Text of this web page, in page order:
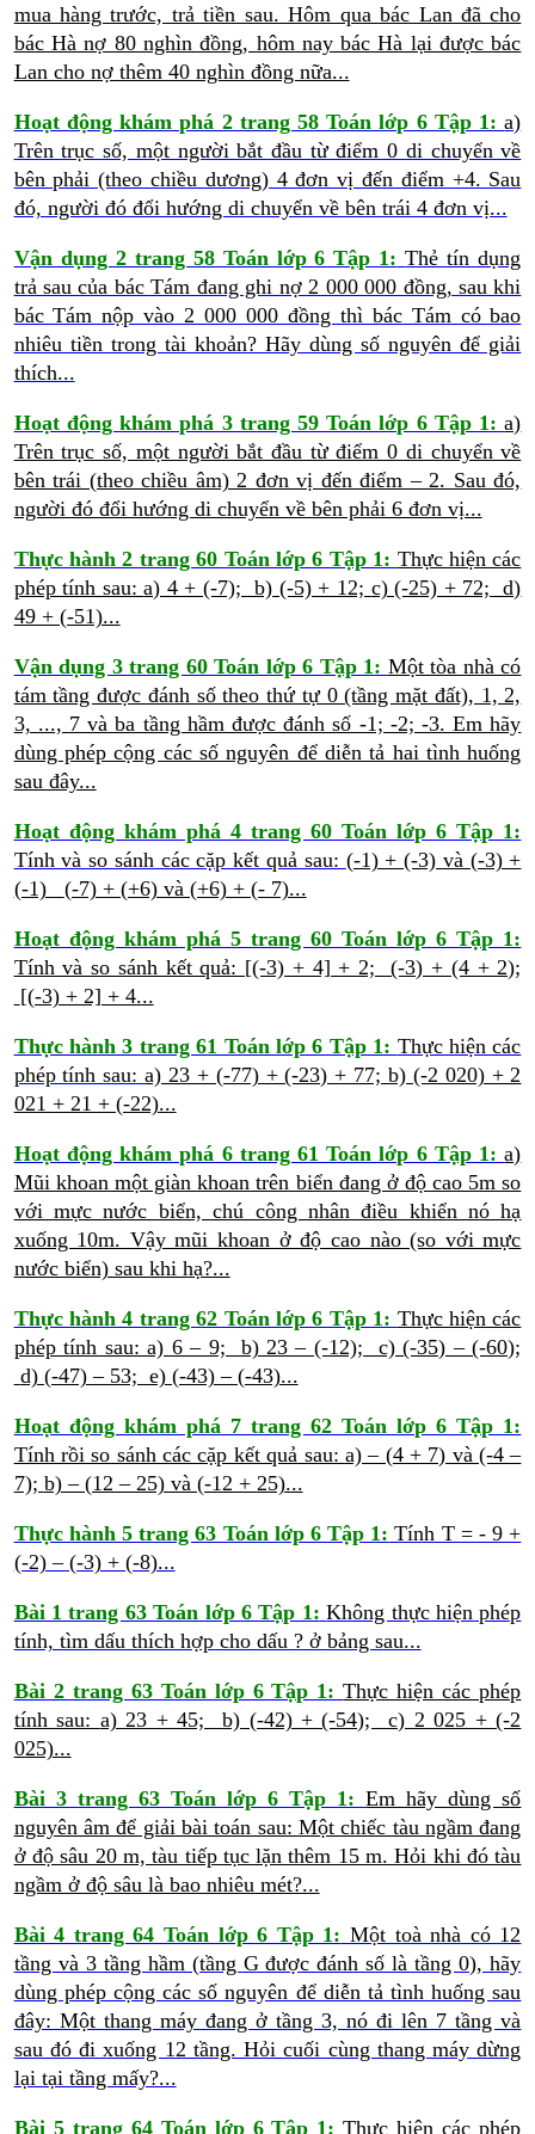
mua hàng trước, trả tiền sau. Hôm qua bác Lan đã cho
bác Hà nợ 80 nghìn đồng, hôm nay bác Hà lại được bác
Lan cho nợ thêm 40 nghìn đồng nữa...
Hoạt động khám phá 2 trang 58 Toán lớp 6 Tập 1:a)
Trên trục số, một người bắt đầu từ điểm 0 di chuyển về
bên phải (theo chiều dương) 4 đơn vị đến điểm +4. Sau
đó, người đó đổi hướng di chuyển về bên trái 4 đơn vị...
Vận dụng 2 trang 58 Toán lớp 6 Tập 1: Thẻ tín dụng
trả sau của bác Tám đang ghi nợ 2 000 000 đồng, sau khi
bác Tám nộp vào 2 000 000 đồng thì bác Tám có bao
nhiêu tiền trong tài khoản? Hãy dùng số nguyên để giải
thích...
Hoạt động khám phá 3 trang 59 Toán lớp 6 Tập 1:a)
Trên trục số, một người bắt đầu từ điểm 0 di chuyển về
bên trái (theo chiều âm) 2 đơn vị đến điểm – 2. Sau đó,
người đó đổi hướng di chuyển về bên phải 6 đơn vị...
Thực hành 2 trang 60 Toán lớp 6 Tập 1: Thực hiện các
phép tính sau:a) 4 + (-7); b) (-5) + 12; c) (-25) + 72; d)
49 + (-51)...
Vận dụng 3 trang 60 Toán lớp 6 Tập 1: Một tòa nhà có
tám tầng được đánh số theo thứ tự 0 (tầng mặt đất), 1, 2,
3, ..., 7 và ba tầng hầm được đánh số -1; -2; -3. Em hãy
dùng phép cộng các số nguyên để diễn tả hai tình huống
sau đây...
Hoạt động khám phá 4 trang 60 Toán lớp 6 Tập 1:
Tính và so sánh các cặp kết quả sau: (-1) + (-3) và (-3) +
(-1) (-7) + (+6) và (+6) + (- 7)...
Hoạt động khám phá 5 trang 60 Toán lớp 6 Tập 1:
Tính và so sánh kết quả: [(-3) + 4] + 2; (-3) + (4 + 2);
[(-3) + 2] + 4...
Thực hành 3 trang 61 Toán lớp 6 Tập 1: Thực hiện các
phép tính sau:a) 23 + (-77) + (-23) + 77; b) (-2 020) + 2
021 + 21 + (-22)...
Hoạt động khám phá 6 trang 61 Toán lớp 6 Tập 1:a)
Mũi khoan một giàn khoan trên biển đang ở độ cao 5m so
với mực nước biển, chú công nhân điều khiển nó hạ
xuống 10m. Vậy mũi khoan ở độ cao nào (so với mực
nước biển) sau khi hạ?...
Thực hành 4 trang 62 Toán lớp 6 Tập 1: Thực hiện các
phép tính sau:a) 6 – 9; b) 23 – (-12); c) (-35) – (-60);
d) (-47) – 53; e) (-43) – (-43)...
Hoạt động khám phá 7 trang 62 Toán lớp 6 Tập 1:
Tính rồi so sánh các cặp kết quả sau: a) – (4 + 7) và (-4 –
7); b) – (12 – 25) và (-12 + 25)...
Thực hành 5 trang 63 Toán lớp 6 Tập 1: Tính T = - 9 +
(-2) – (-3) + (-8)...
Bài 1 trang 63 Toán lớp 6 Tập 1: Không thực hiện phép
tính, tìm dấu thích hợp cho dấu ? ở bảng sau...
Bài 2 trang 63 Toán lớp 6 Tập 1:Thực hiện các phép
tính sau: a) 23 + 45; b) (-42) + (-54); c) 2 025 + (-2
025)...
Bài 3 trang 63 Toán lớp 6 Tập 1:Em hãy dùng số
nguyên âm để giải bài toán sau:Một chiếc tàu ngầm đang
ở độ sâu 20 m, tàu tiếp tục lặn thêm 15 m. Hỏi khi đó tàu
ngầm ở độ sâu là bao nhiêu mét?...
Bài 4 trang 64 Toán lớp 6 Tập 1: Một toà nhà có 12
tầng và 3 tầng hầm (tầng G được đánh số là tầng 0), hãy
dùng phép cộng các số nguyên để diễn tả tình huống sau
đây: Một thang máy đang ở tầng 3, nó đi lên 7 tầng và
sau đó đi xuống 12 tầng. Hỏi cuối cùng thang máy dừng
lại tại tầng mấy?...
Bài 5 trang 64 Toán lớp 6 Tập 1:Thực hiện các phép